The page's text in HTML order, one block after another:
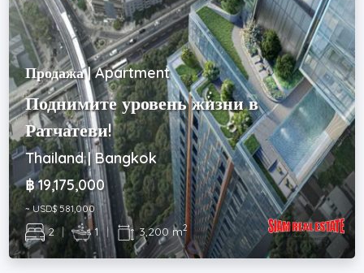
Продажа | Apartment
Поднимите уровень жизни в
Ратчатеви!
Thailand | Bangkok
฿ 19,175,000
~ USD$ 581,000
2 | 1 | 3,200 m2